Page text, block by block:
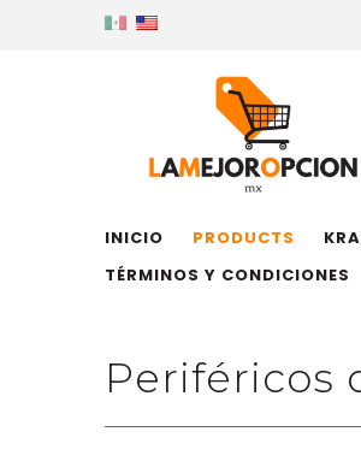
INICIO PRODUCTS
TÉRMINOS Y CONDICIONES
Periféricos